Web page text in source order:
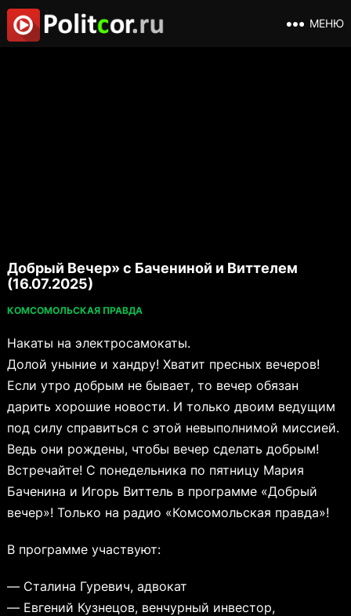
МЕНЮ
Добрый Вечер» с Бачениной и Виттелем
(16.07.2025)
КОМСОМОЛЬСКАЯ ПРАВДА
Накаты на электросамокаты.
Долой уныние и хандру! Хватит пресных вечеров!
Если утро добрым не бывает, то вечер обязан
дарить хорошие новости. И только двоим ведущим
под силу справиться с этой невыполнимой миссией.
Ведь они рождены, чтобы вечер сделать добрым!
Встречайте! С понедельника по пятницу Мария
Баченина и Игорь Виттель в программе «Добрый
вечер»! Только на радио «Комсомольская правда»!
В программе участвуют:
— Сталина Гуревич, адвокат
— Евгений Кузнецов, венчурный инвестор,